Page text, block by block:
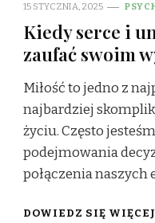
15 STYCZNIA, 2025
Kiedy serce i
zaufać swoim
Miłość to jedno z
najbardziej
życiu. Często
podejmowania
połączenia
DOWIEDZ SIĘ WIĘCEJ